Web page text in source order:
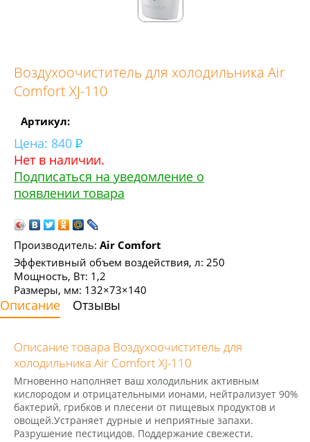
Воздухоочиститель для холодильника Air
Comfort XJ-110
Артикул:
Цена: 840
Нет в наличии.
Подписаться на уведомление о
появлении товара
Производитель: Air Comfort
Эффективный объем воздействия, л: 250
Мощность, Вт: 1,2
Размеры, мм: 132×73×140
Описание Отзывы
Описание товара Воздухоочиститель для
холодильника Air Comfort XJ-110
Мгновенно наполняет ваш холодильник активным
кислородом и отрицательными ионами, нейтрализует 90%
бактерий, грибков и плесени от пищевых продуктов и
овощей.Устраняет дурные и неприятные запахи.
Разрушение пестицидов. Поддержание свежести.